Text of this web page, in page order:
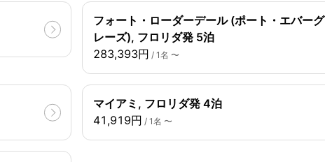
フォート・ローダーデール (ポート・エバーグ
レーズ), フロリダ発 5泊
283,393円 / 1名 〜
マイアミ, フロリダ発 4泊
41,919円 / 1名 〜